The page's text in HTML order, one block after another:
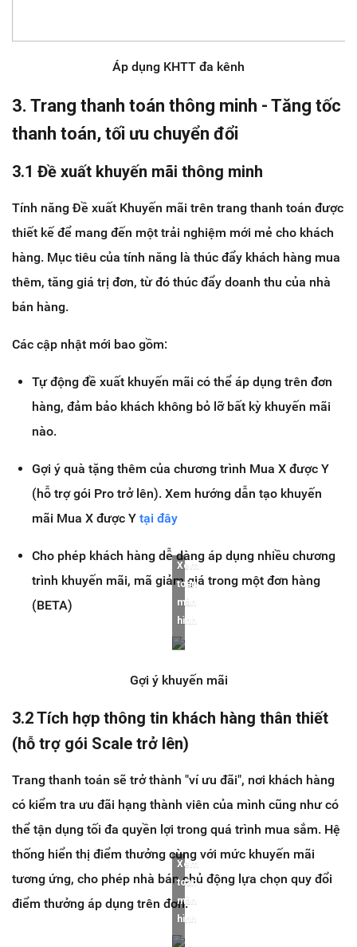
Áp dụng KHTT đa kênh
3. Trang thanh toán thông minh - Tăng tốc
thanh toán, tối ưu chuyển đổi
3.1 Đề xuất khuyến mãi thông minh
Tính năng Đề xuất Khuyến mãi trên trang thanh toán được
thiết kế để mang đến một trải nghiệm mới mẻ cho khách
hàng. Mục tiêu của tính năng là thúc đẩy khách hàng mua
thêm, tăng giá trị đơn, từ đó thúc đẩy doanh thu của nhà
bán hàng.
Các cập nhật mới bao gồm:
Tự động đề xuất khuyến mãi có thể áp dụng trên đơn
hàng, đảm bảo khách không bỏ lỡ bất kỳ khuyến mãi
nào.
Gợi ý quà tặng thêm của chương trình Mua X được Y
(hỗ trợ gói Pro trở lên). Xem hướng dẫn tạo khuyến
mãi Mua X được Y tại đây
Cho phép khách hàng dễ dàng áp dụng nhiều chương
trình khuyến mãi, mã giảm giá trong một đơn hàng
(BETA)
Xem
toàn
màn
hình
Gợi ý khuyến mãi
3.2 Tích hợp thông tin khách hàng thân thiết
(hỗ trợ gói Scale trở lên)
Trang thanh toán sẽ trở thành "ví ưu đãi", nơi khách hàng
có kiểm tra ưu đãi hạng thành viên của mình cũng như có
thể tận dụng tối đa quyền lợi trong quá trình mua sắm. Hệ
thống hiển thị điểm thưởng cùng với mức khuyến mãi
tương ứng, cho phép nhà bán chủ động lựa chọn quy đổi
điểm thưởng áp dụng trên đơn.
Xem
toàn
màn
hình